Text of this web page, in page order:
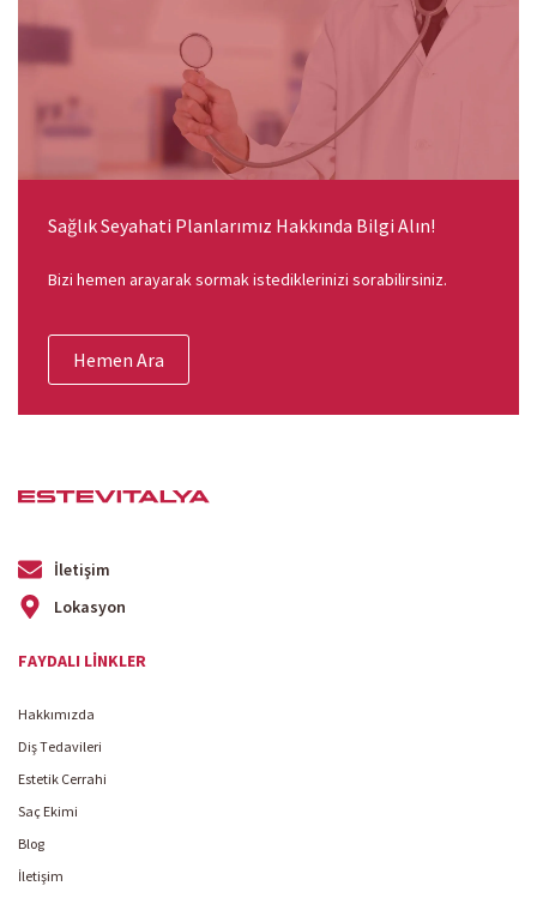
Sağlık Seyahati Planlarımız Hakkında Bilgi Alın!
Bizi hemen arayarak sormak istediklerinizi sorabilirsiniz.
Hemen Ara
İletişim
Lokasyon
FAYDALI LINKLER
Hakkımızda
Diş Tedavileri
Estetik Cerrahi
Saç Ekimi
Blog
İletişim